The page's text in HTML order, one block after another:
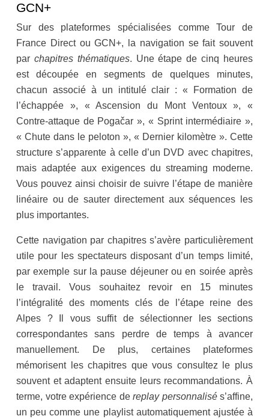
GCN+
Sur des plateformes spécialisées comme Tour de
France Direct ou GCN+, la navigation se fait souvent
par chapitres thématiques. Une étape de cinq heures
est découpée en segments de quelques minutes,
chacun associé à un intitulé clair : « Formation de
l’échappée », « Ascension du Mont Ventoux », «
Contre-attaque de Pogačar », « Sprint intermédiaire »,
« Chute dans le peloton », « Dernier kilomètre ». Cette
structure s’apparente à celle d’un DVD avec chapitres,
mais adaptée aux exigences du streaming moderne.
Vous pouvez ainsi choisir de suivre l’étape de manière
linéaire ou de sauter directement aux séquences les
plus importantes.
Cette navigation par chapitres s’avère particulièrement
utile pour les spectateurs disposant d’un temps limité,
par exemple sur la pause déjeuner ou en soirée après
le travail. Vous souhaitez revoir en 15 minutes
l’intégralité des moments clés de l’étape reine des
Alpes ? Il vous suffit de sélectionner les sections
correspondantes sans perdre de temps à avancer
manuellement. De plus, certaines plateformes
mémorisent les chapitres que vous consultez le plus
souvent et adaptent ensuite leurs recommandations. À
terme, votre expérience de replay personnalisés’affine,
un peu comme une playlist automatiquement ajustée à